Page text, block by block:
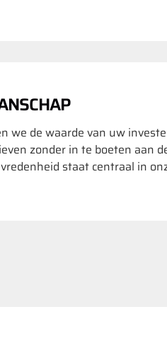
we de waarde van uw
zonder in te boeten aan
staat centraal in